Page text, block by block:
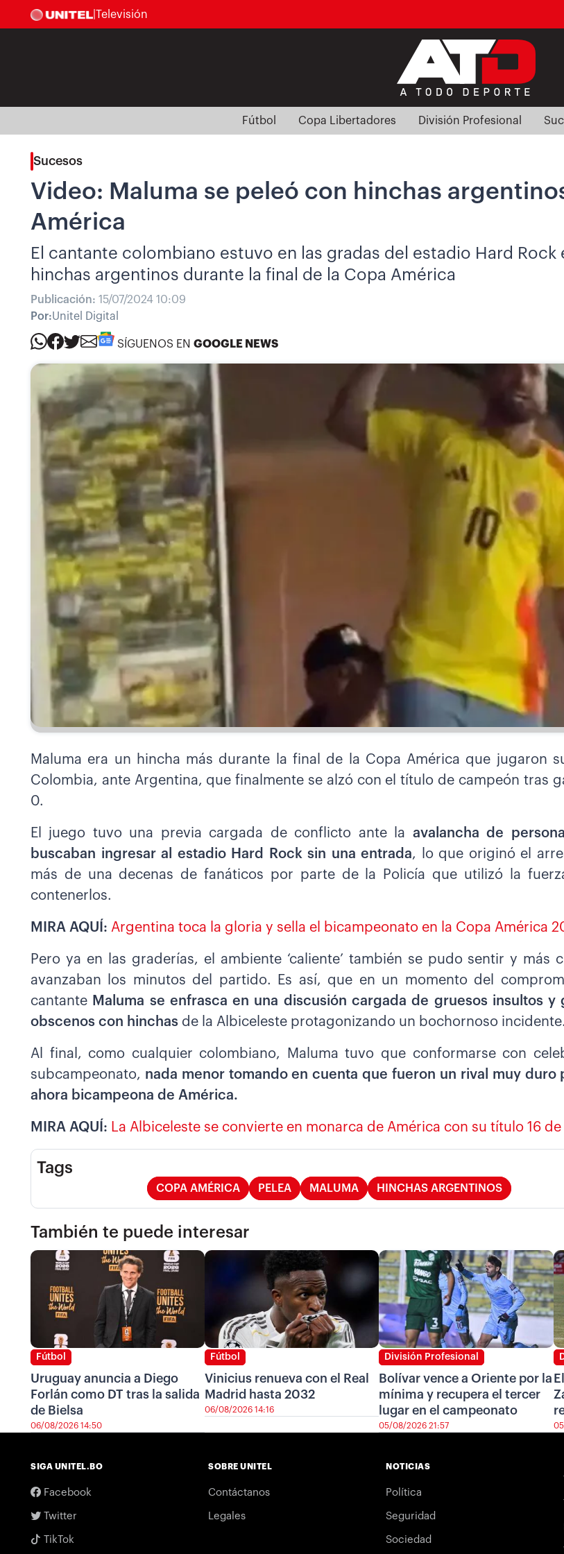
Televisión
Fútbol Copa Libertadores División Profesional
Sucesos
Video: Maluma se peleó con hinchas
América
El cantante colombiano estuvo en las gradas del estadio Hard
hinchas argentinos durante la final de la Copa América
Publicación: 15/07/2024 10:09
Por:Unitel Digital
SÍGUENOS EN GOOGLE NEWS
Maluma era un hincha más durante la final de la Copa América que jugaron
Colombia, ante Argentina, que finalmente se alzó con el título de campeón tras
0.
El juego tuvo una previa cargada de conflicto ante la avalancha de
buscaban ingresar al estadio Hard Rock sin una entrada, lo que originó el
más de una decenas de fanáticos por parte de la Policía que utilizó la
contenerlos.
MIRA AQUÍ: Argentina toca la gloria y sella el bicampeonato en la Copa América
Pero ya en las graderías, el ambiente ‘caliente’ también se pudo sentir y más
avanzaban los minutos del partido. Es así, que en un momento del
cantante Maluma se enfrasca en una discusión cargada de gruesos insultos y
obscenos con hinchas de la Albiceleste protagonizando un bochornoso incidente.
Al final, como cualquier colombiano, Maluma tuvo que conformarse con
subcampeonato, nada menor tomando en cuenta que fueron un rival muy duro
ahora bicampeona de América.
MIRA AQUÍ: La Albiceleste se convierte en monarca de América con su título 16
Tags
COPA AMÉRICA PELEA MALUMA HINCHAS ARGENTINOS
También te puede interesar
Fútbol
Uruguay anuncia a Diego
Forlán como DT tras la salida
de Bielsa
06/08/2026 14:50
Fútbol
Vinicius renueva con el Real
Madrid hasta 2032
06/08/2026 14:16
División Profesional
Bolívar vence a Oriente por la
mínima y recupera el tercer
lugar en el campeonato
05/08/2026 21:57
SIGA UNITEL.BO
Facebook
Twitter
TikTok
SOBRE UNITEL
Contáctanos
Legales
NOTICIAS
Política
Seguridad
Sociedad